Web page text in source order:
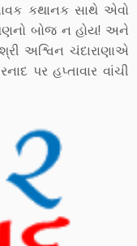
કથાનક સાથે એવો
બોજ ન હોય! અને
અશ્વિન ચંદારાણાએ
પર હપ્તાવાર વાંચી